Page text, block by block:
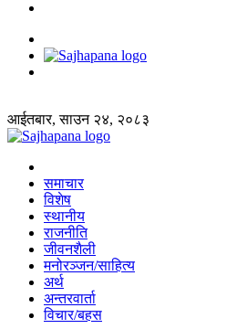
आईतबार, साउन २४, २०८३
समाचार
विशेष
स्थानीय
राजनीति
जीवनशैली
मनोरञ्जन/साहित्य
अर्थ
अन्तरवार्ता
विचार/बहस